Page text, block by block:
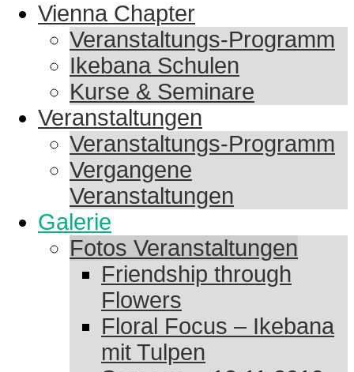
Vienna Chapter
Veranstaltungs-Programm
Ikebana Schulen
Kurse & Seminare
Veranstaltungen
Veranstaltungs-Programm
Vergangene
Veranstaltungen
Galerie
Fotos Veranstaltungen
Friendship through
Flowers
Floral Focus – Ikebana
mit Tulpen